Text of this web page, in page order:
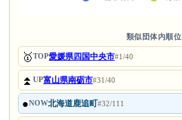
類似団体内順位
🥇TOP愛媛県四国中央市#1/40
⏫UP富山県南砺市#31/40
●NOW北海道鹿追町#32/111